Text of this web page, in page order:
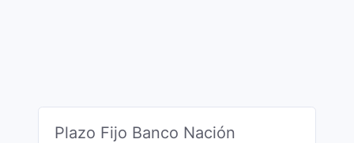
Plazo Fijo Banco Nación